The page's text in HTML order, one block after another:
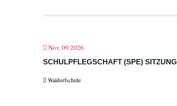
Nov. 09 2026
SCHULPFLEGSCHAFT (SPE) SITZUNG
Waldorfschule